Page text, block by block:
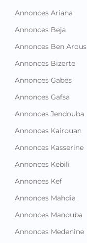
Annonces Ariana
Annonces Beja
Annonces Ben Arous
Annonces Bizerte
Annonces Gabes
Annonces Gafsa
Annonces Jendouba
Annonces Kairouan
Annonces Kasserine
Annonces Kebili
Annonces Kef
Annonces Mahdia
Annonces Manouba
Annonces Medenine